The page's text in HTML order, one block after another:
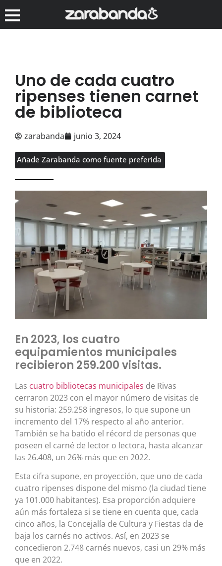
Uno de cada cuatro
ripenses tienen carnet
de biblioteca
zarabanda junio 3, 2024
Añade Zarabanda como fuente preferida
En 2023, los cuatro
equipamientos municipales
recibieron 259.200 visitas.
Las cuatro bibliotecas municipales de Rivas
cerraron 2023 con el mayor número de visitas de
su historia: 259.258 ingresos, lo que supone un
incremento del 17% respecto al año anterior.
También se ha batido el récord de personas que
poseen el carné de lector o lectora, hasta alcanzar
las 26.408, un 26% más que en 2022.
Esta cifra supone, en proyección, que uno de cada
cuatro ripenses dispone del mismo (la ciudad tiene
ya 101.000 habitantes). Esa proporción adquiere
aún más fortaleza si se tiene en cuenta que, cada
cinco años, la Concejalía de Cultura y Fiestas da de
baja los carnés no activos. Así, en 2023 se
concedieron 2.748 carnés nuevos, casi un 29% más
que en 2022.